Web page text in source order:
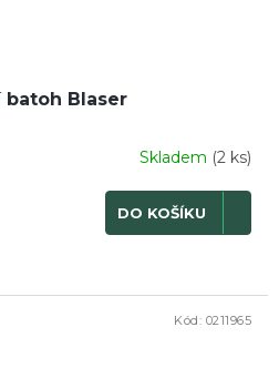
batoh Blaser
Skladem (2 ks)
DO KOŠÍKU
Kód: 0211965